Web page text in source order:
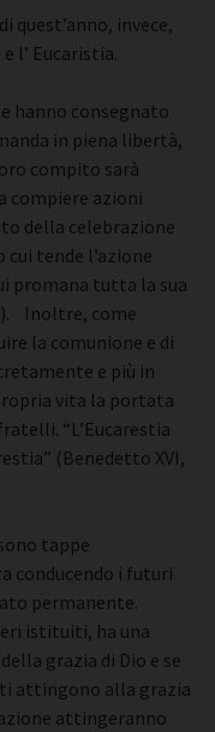
invece,
l’ Eucaristia.
hanno consegnato
in piena libertà,
compito sarà
compiere azioni
della celebrazione
tende l’azione
promana tutta la sua
Inoltre, come
la comunione e di
e più in
vita la portata
“L’Eucarestia
(Benedetto XVI,
tappe
conducendo i futuri
permanente.
istituiti, ha una
grazia di Dio e se
attingono alla grazia
attingeranno